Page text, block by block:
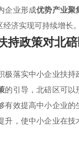
企业形成优势产业聚
济实现可持续增长
持政策对北
极落实中小企业扶
的引导，北碚区可
有效提高中小企业
升，使中小企业在